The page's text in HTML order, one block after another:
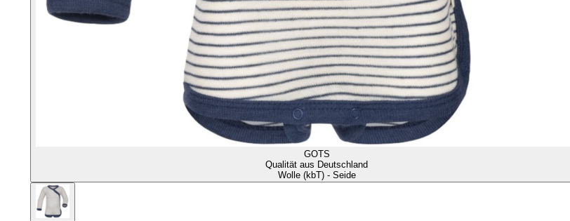
GOTS
Qualität aus Deutschland
Wolle (kbT) - Seide